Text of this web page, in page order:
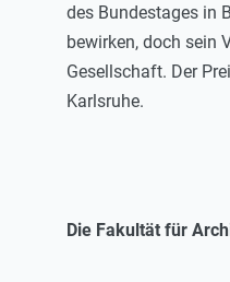
des Bundestages in
bewirken, doch sein
Gesellschaft. Der
Karlsruhe.
Die Fakultät für